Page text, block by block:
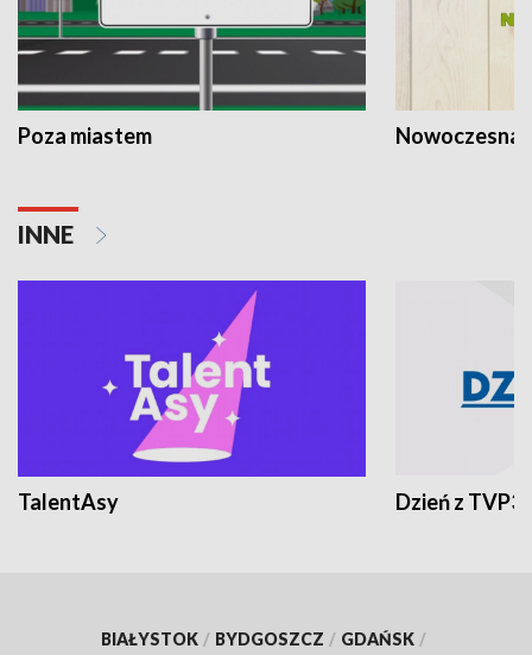
Poza miastem Nowoczesna
INNE
TalentAsy Dzień z TVP3
BIAŁYSTOK / BYDGOSZCZ / GDAŃSK /